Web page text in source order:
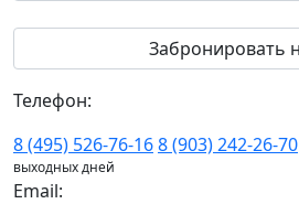
Телефон:
8 (495) 526-76-168 (903) 242-26-70
выходных дней
Email: